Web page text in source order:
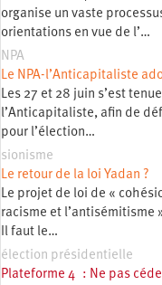
organise un vaste
orientations en vue de l’…
NPA
Le NPA-l’Anticapitaliste
Les 27 et 28 juin s’est
l’Anticapitaliste, afin de
pour l’élection…
sionisme
Le retour de la loi Yadan ?
Le projet de loi de «
racisme et l’antisémitisme
Il faut le…
élection présidentielle
Plateforme 4 : Ne pas